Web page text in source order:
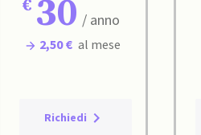
30 / anno
2,50 € al mese
Richiedi